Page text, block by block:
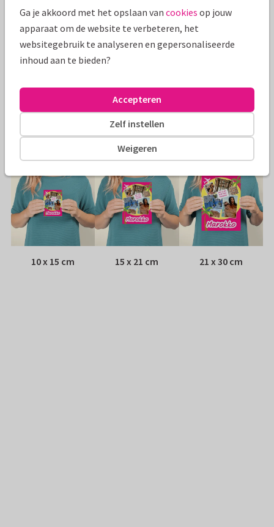
Specificaties bij deze kaart
Papiersoort: Glans
Envelop: Geen, verzonden als ansichtkaart
Achterop de kaart
10 x 15 cm 15 x 21 cm 21 x 30 cm
Ga je akkoord met het opslaan van cookies op jouw
apparaat om de website te verbeteren, het
websitegebruik te analyseren en gepersonaliseerde
inhoud aan te bieden?
Weigeren
Zelf instellen
Accepteren